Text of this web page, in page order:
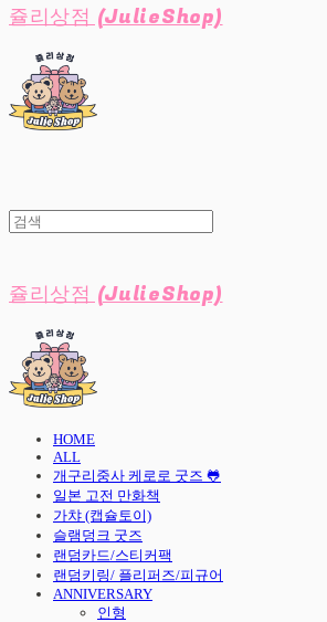
쥴리상점 (JulieShop)
쥴리상점 (JulieShop)
HOME
ALL
개구리중사 케로로 굿즈 🐸
일본 고전 만화책
가챠 (캡슐토이)
슬램덩크 굿즈
랜덤카드/스티커팩
랜덤키링/ 플리퍼즈/피규어
ANNIVERSARY
인형